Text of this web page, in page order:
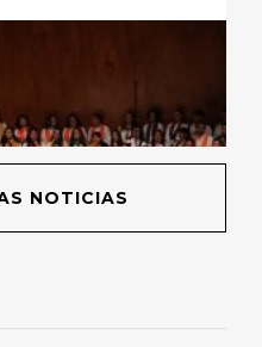
NOTICIAS